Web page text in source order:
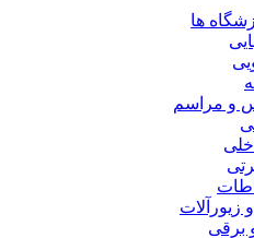
ها
و مراسم
زیورآلات
برقی